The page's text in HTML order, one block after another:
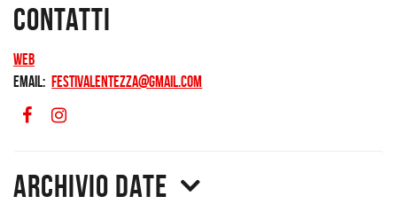
Contatti
Web
Email festivalentezza@gmail.com
Archivio date